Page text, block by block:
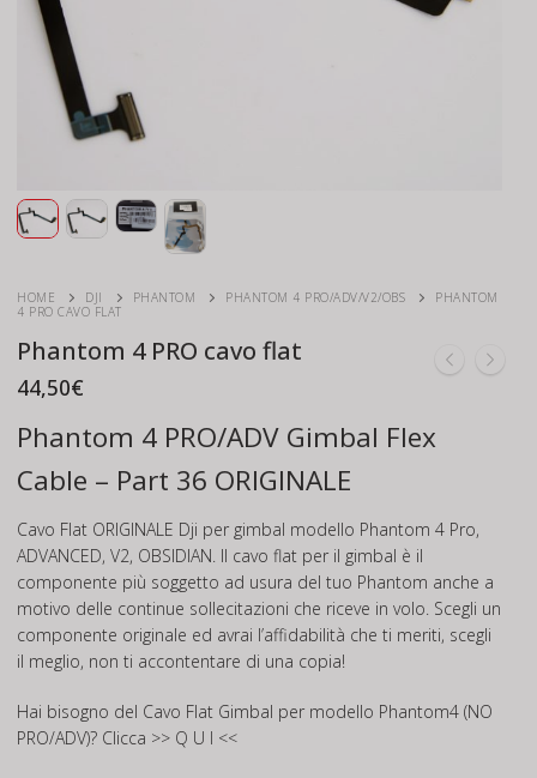
HOME DJI PHANTOM PHANTOM 4 PRO/ADV/V2/OBS
PHANTOM
4 PRO CAVO FLAT
Phantom 4 PRO cavo flat
44,50€
Phantom 4 PRO/ADV Gimbal Flex
Cable – Part 36 ORIGINALE
Cavo Flat ORIGINALE Dji per gimbal modello Phantom 4 Pro,
ADVANCED, V2, OBSIDIAN. Il cavo flat per il gimbal è il
componente più soggetto ad usura del tuo Phantom anche a
motivo delle continue sollecitazioni che riceve in volo. Scegli un
componente originale ed avrai l’affidabilità che ti meriti, scegli
il meglio, non ti accontentare di una copia!
Hai bisogno del Cavo Flat Gimbal per modello Phantom4 (NO
PRO/ADV)? Clicca >> Q U I <<